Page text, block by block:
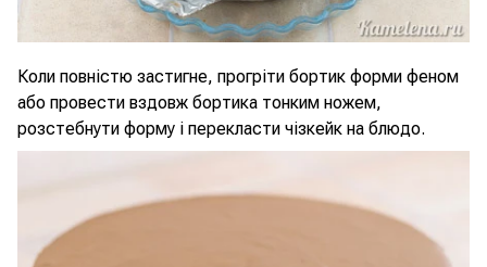
Коли повністю застигне, прогріти бортик форми феном
або провести вздовж бортика тонким ножем,
розстебнути форму і перекласти чізкейк на блюдо.